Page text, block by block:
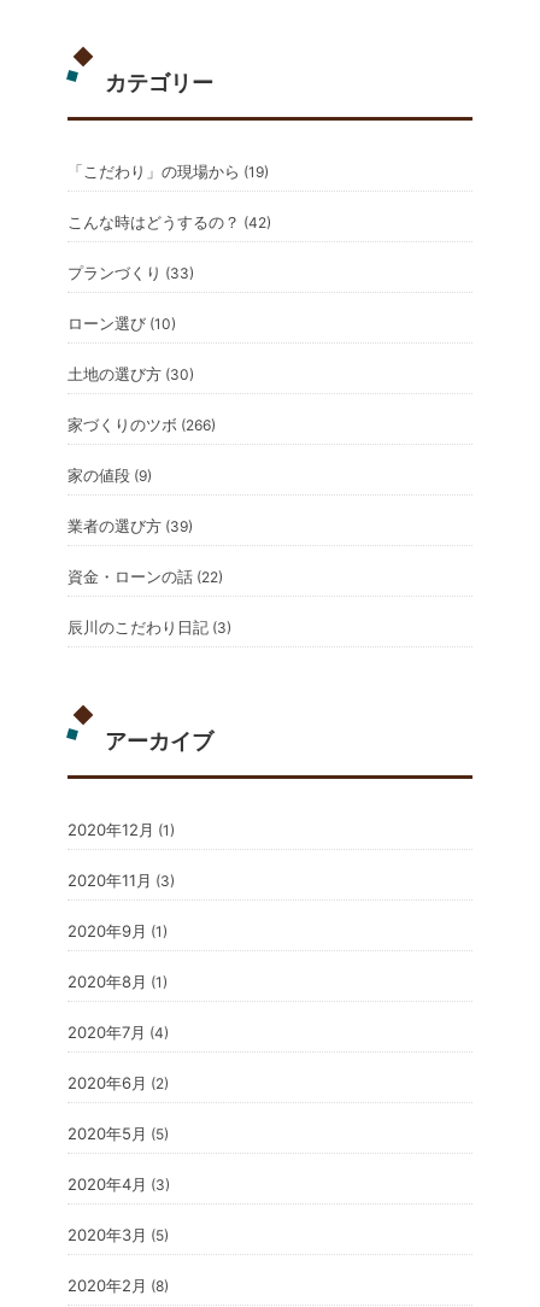
カテゴリー
「こだわり」の現場から (19)
こんな時はどうするの？ (42)
プランづくり (33)
ローン選び (10)
土地の選び方 (30)
家づくりのツボ (266)
家の値段 (9)
業者の選び方 (39)
資金・ローンの話 (22)
辰川のこだわり日記 (3)
アーカイブ
2020年12月 (1)
2020年11月 (3)
2020年9月 (1)
2020年8月 (1)
2020年7月 (4)
2020年6月 (2)
2020年5月 (5)
2020年4月 (3)
2020年3月 (5)
2020年2月 (8)